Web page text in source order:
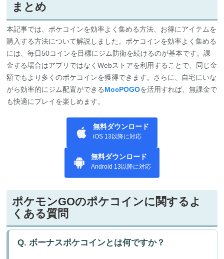
本記事では、ポケコインを効率よく集める方法、お得にアイテムを
購入する方法について解説しました。ポケコインを効率よく集める
には、毎日50コインを目標にジム防衛を続けるのが基本です。課
金する場合はアプリではなくWebストアを利用することで、同じ金
額でもより多くのポケコインを獲得できます。さらに、自宅にいな
がら効率的にジム配置ができるMocPOGO を活用すれば、無課金で
も快適にプレイを楽しめます。
無料ダウンロード
iOS 13以降に対応
Android 13以降に対応
ポケモンGOのポケコインに関するよ
くある質問
Q. ボーナスポケコインとは何ですか？